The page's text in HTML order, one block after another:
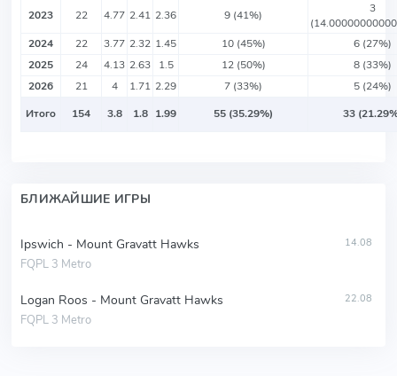
2023
22 4.77 2.41 2.36 9 (41%)
3
2024
22 3.77 2.32 1.45 10 (45%)
6 (27%)
2025
24 4.13 2.63 1.5 12 (50%)
8 (33%)
2026
21 4 1.71 2.29 7 (33%)
5 (24%)
Итого
154 3.8 1.8 1.99 55 (35.29%) 33
БЛИЖАЙШИЕ ИГРЫ
Ipswich - Mount Gravatt Hawks
FQPL 3 Metro
14.08
Logan Roos - Mount Gravatt Hawks
FQPL 3 Metro
22.08